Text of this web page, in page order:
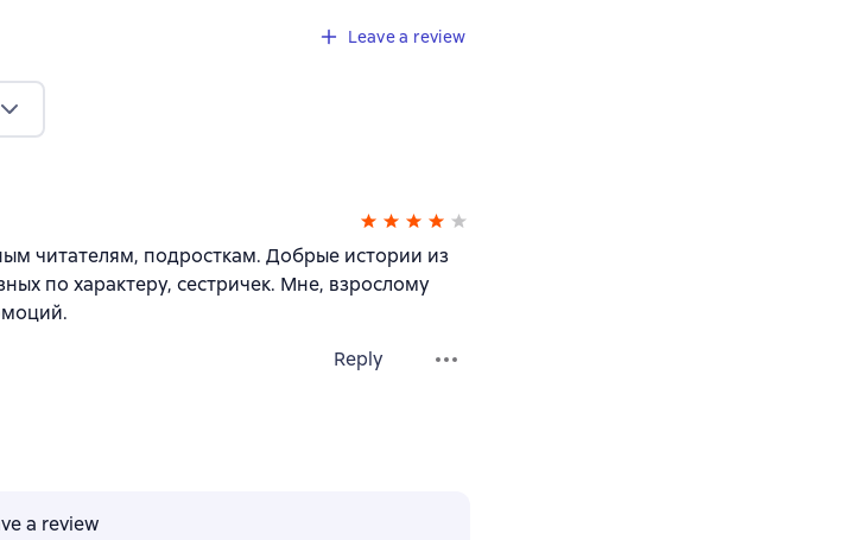
Leave a review
читателям, подросткам. Добрые истории из
по характеру, сестричек. Мне, взрослому
Reply
a review